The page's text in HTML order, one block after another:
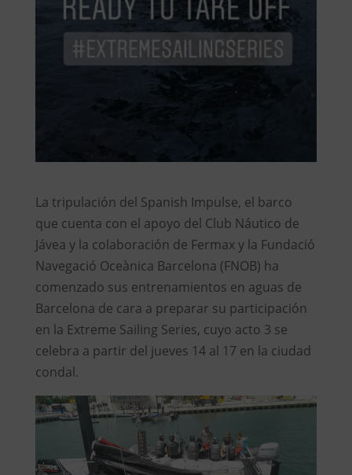
La tripulación del Spanish Impulse, el barco
que cuenta con el apoyo del Club Náutico de
Jávea y la colaboración de Fermax y la Fundació
Navegació Oceànica Barcelona (FNOB) ha
comenzado sus entrenamientos en aguas de
Barcelona de cara a preparar su participación
en la Extreme Sailing Series, cuyo acto 3 se
celebra a partir del jueves 14 al 17 en la ciudad
condal.